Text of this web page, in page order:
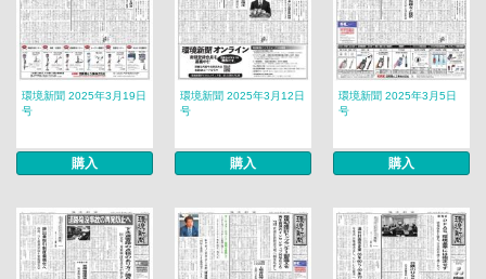
環境新聞 2025年3月19日
号
購入
環境新聞 2025年3月12日
号
購入
環境新聞 2025年3月5日
号
購入